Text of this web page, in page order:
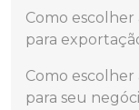
Como
para
Como
para seu